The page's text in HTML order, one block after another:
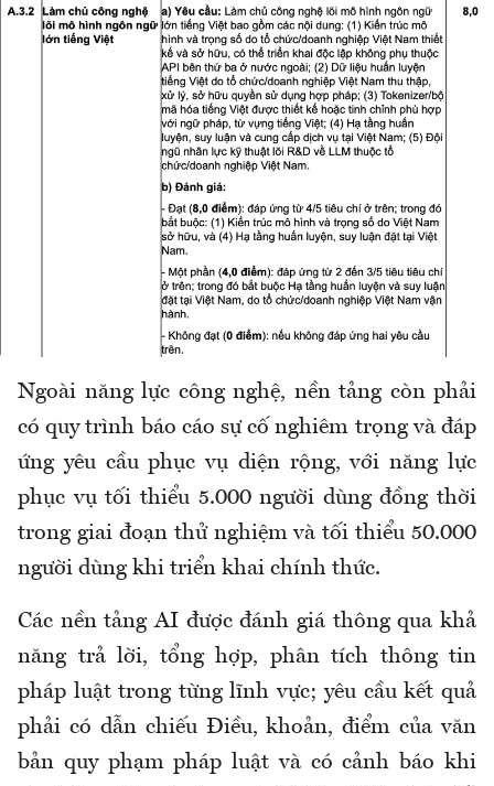
Ngoài năng lực công nghệ, nền tảng còn phải
có quy trình báo cáo sự cố nghiêm trọng và đáp
ứng yêu cầu phục vụ diện rộng, với năng lực
phục vụ tối thiểu 5.000 người dùng đồng thời
trong giai đoạn thử nghiệm và tối thiểu 50.000
người dùng khi triển khai chính thức.
Các nền tảng AI được đánh giá thông qua khả
năng trả lời, tổng hợp, phân tích thông tin
pháp luật trong từng lĩnh vực; yêu cầu kết quả
phải có dẫn chiếu Điều, khoản, điểm của văn
bản quy phạm pháp luật và có cảnh báo khi